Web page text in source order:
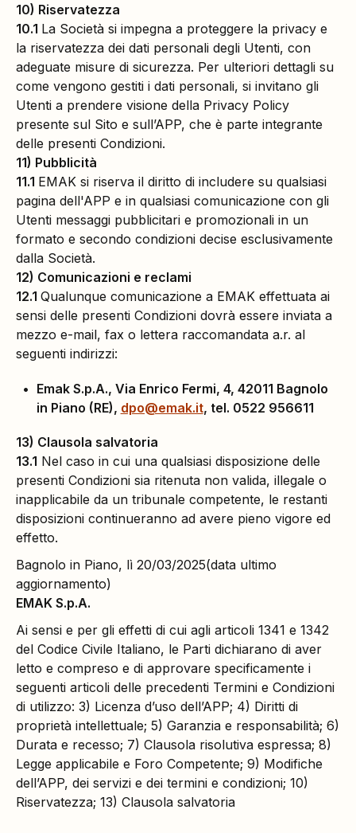
10) Riservatezza
10.1 La Società si impegna a proteggere la privacy e
la riservatezza dei dati personali degli Utenti, con
adeguate misure di sicurezza. Per ulteriori dettagli su
come vengono gestiti i dati personali, si invitano gli
Utenti a prendere visione della Privacy Policy
presente sul Sito e sull’APP, che è parte integrante
delle presenti Condizioni.
11) Pubblicità
11.1 EMAK si riserva il diritto di includere su qualsiasi
pagina dell'APP e in qualsiasi comunicazione con gli
Utenti messaggi pubblicitari e promozionali in un
formato e secondo condizioni decise esclusivamente
dalla Società.
12) Comunicazioni e reclami
12.1 Qualunque comunicazione a EMAK effettuata ai
sensi delle presenti Condizioni dovrà essere inviata a
mezzo e-mail, fax o lettera raccomandata a.r. al
seguenti indirizzi:
Emak S.p.A., Via Enrico Fermi, 4, 42011 Bagnolo
in Piano (RE), dpo@emak.it, tel. 0522 956611
13) Clausola salvatoria
13.1 Nel caso in cui una qualsiasi disposizione delle
presenti Condizioni sia ritenuta non valida, illegale o
inapplicabile da un tribunale competente, le restanti
disposizioni continueranno ad avere pieno vigore ed
effetto.
Bagnolo in Piano, lì 20/03/2025(data ultimo
aggiornamento)
EMAK S.p.A.
Ai sensi e per gli effetti di cui agli articoli 1341 e 1342
del Codice Civile Italiano, le Parti dichiarano di aver
letto e compreso e di approvare specificamente i
seguenti articoli delle precedenti Termini e Condizioni
di utilizzo: 3) Licenza d’uso dell’APP; 4) Diritti di
proprietà intellettuale; 5) Garanzia e responsabilità; 6)
Durata e recesso; 7) Clausola risolutiva espressa; 8)
Legge applicabile e Foro Competente; 9) Modifiche
dell’APP, dei servizi e dei termini e condizioni; 10)
Riservatezza; 13) Clausola salvatoria